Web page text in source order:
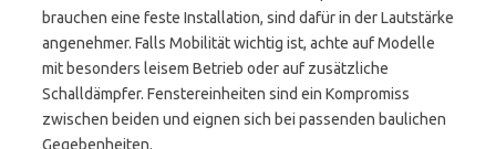
brauchen eine feste Installation, sind dafür in der Lautstärke
angenehmer. Falls Mobilität wichtig ist, achte auf Modelle
mit besonders leisem Betrieb oder auf zusätzliche
Schalldämpfer. Fenstereinheiten sind ein Kompromiss
zwischen beiden und eignen sich bei passenden baulichen
Gegebenheiten.